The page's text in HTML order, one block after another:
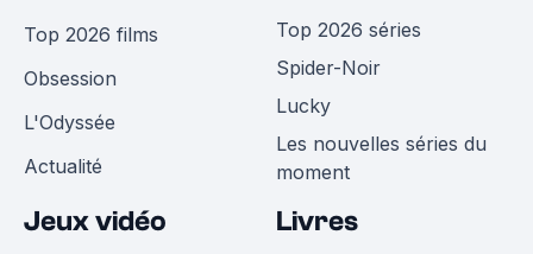
Top 2026 films
Obsession
L'Odyssée
Actualité
Top 2026 séries
Spider-Noir
Lucky
Les nouvelles séries du
moment
Jeux vidéo Livres